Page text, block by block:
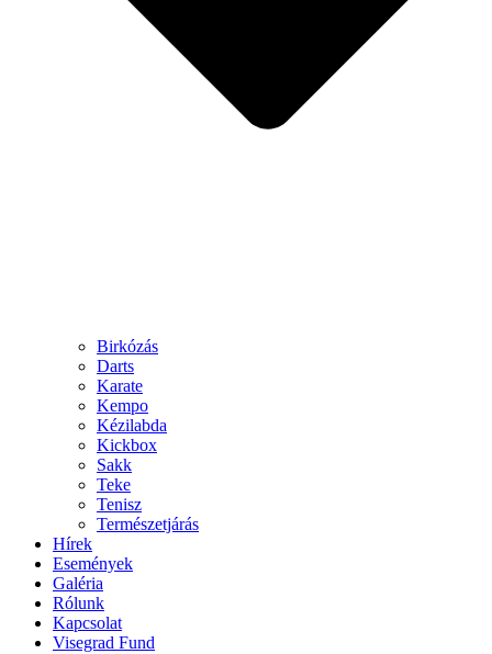
Birkózás
Darts
Karate
Kempo
Kézilabda
Kickbox
Sakk
Teke
Tenisz
Természetjárás
Hírek
Események
Galéria
Rólunk
Kapcsolat
Visegrad Fund